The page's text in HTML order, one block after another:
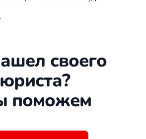
своего
юриста?
поможем